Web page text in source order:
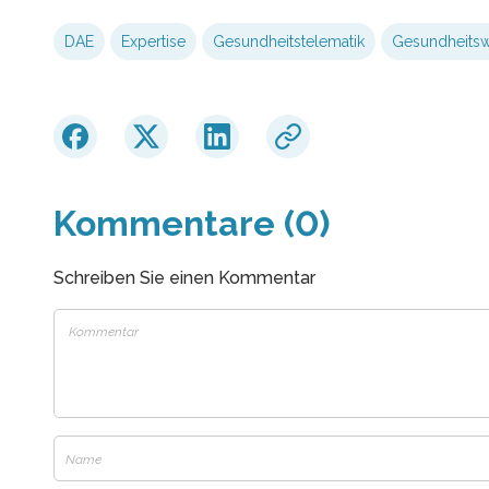
DAE Expertise Gesundheitstelematik
Kommentare (0)
Schreiben Sie einen Kommentar